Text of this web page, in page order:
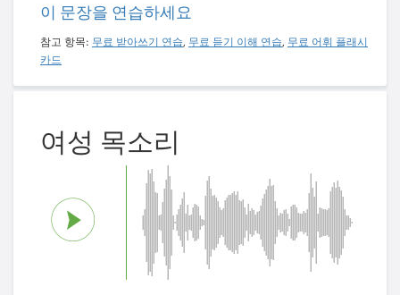
이 문장을 연습하세요
참고 항목: 무료 받아쓰기 연습, 무료 듣기 이해 연습, 무료 어휘 플래시
카드
여성 목소리